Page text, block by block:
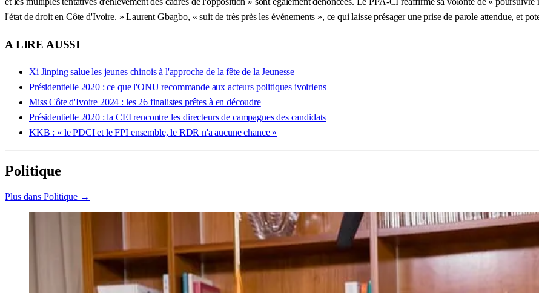
l'état de droit en Côte d'Ivoire. » Laurent Gbagbo, « suit de très près les événements », ce qui laisse présager une prise de parole attendue, et
A LIRE AUSSI
Xi Jinping salue les jeunes chinois à l'approche de la fête de la Jeunesse
Présidentielle 2020 : ce que l'ONU recommande aux acteurs politiques ivoiriens
Miss Côte d'Ivoire 2024 : les 26 finalistes prêtes à en découdre
Présidentielle 2020 : la CEI rencontre les directeurs de campagnes des candidats
KKB : « le PDCI et le FPI ensemble, le RDR n'a aucune chance »
Politique
Plus dans Politique →